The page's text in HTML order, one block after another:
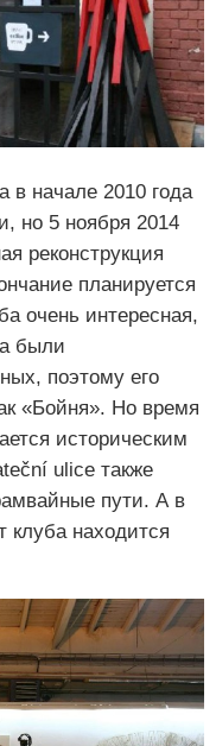
в начале 2010 года
но 5 ноября 2014
реконструкция
планируется
очень интересная,
были
поэтому его
«Бойня». Но время
историческим
ulice также
пути. А в
клуба находится